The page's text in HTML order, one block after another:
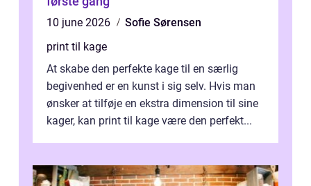
10 june 2026
Sofie Sørensen
print til kage
At skabe den perfekte kage til en særlig
begivenhed er en kunst i sig selv. Hvis man
ønsker at tilføje en ekstra dimension til sine
kager, kan print til kage være den perfekt...